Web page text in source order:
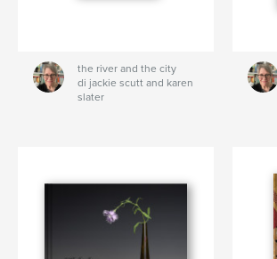
the river and the city
di jackie scutt and karen
slater